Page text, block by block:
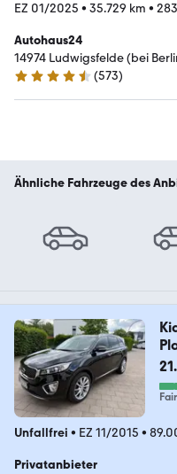
EZ 01/2025 • 35.729 km •
Autohaus24
14974 Ludwigsfelde (bei
4.3 Sterne
(573)
Ähnliche Fahrzeuge des
Unfallfrei • EZ 11/2015 •
Privatanbieter